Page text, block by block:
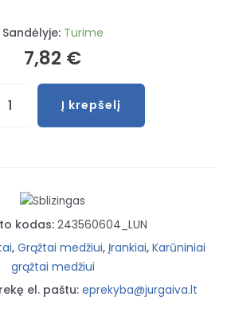
Sandėlyje: Turime
7,82 €
Į krepšelį
kodas: 243560604_LUN
, Grąžtai medžiui, Įrankiai, Karūniniai
grąžtai medžiui
el. paštu: eprekyba@jurgaiva.lt